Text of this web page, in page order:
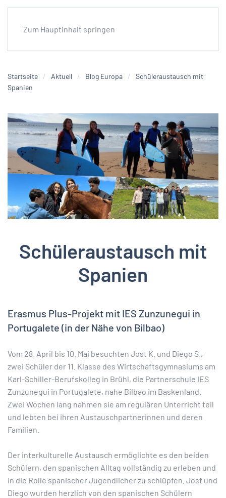
Zum Hauptinhalt springen
Startseite Aktuell Blog Europa
Schüleraustausch mit
Spanien
Schüleraustausch mit
Spanien
Erasmus Plus-Projekt mit IES Zunzunegui in
Portugalete (in der Nähe von Bilbao)
Vom 28. April bis 10. Mai besuchten Jost K. und Diego S.,
zwei Schüler der 11. Klasse des Wirtschaftsgymnasiums am
Karl-Schiller-Berufskolleg in Brühl, die Partnerschule IES
Zunzunegui in Portugalete, nahe Bilbao im Baskenland.
Zwei Wochen lang nahmen sie am regulären Unterricht teil
und lebten bei ihren Austauschpartnerinnen und deren
Familien.
Der interkulturelle Austausch ermöglichte es den beiden
Schülern, den spanischen Alltag vollständig zu erleben und
in die Rolle spanischer Jugendlicher zu schlüpfen. Jost und
Diego wurden herzlich von den spanischen Schülern